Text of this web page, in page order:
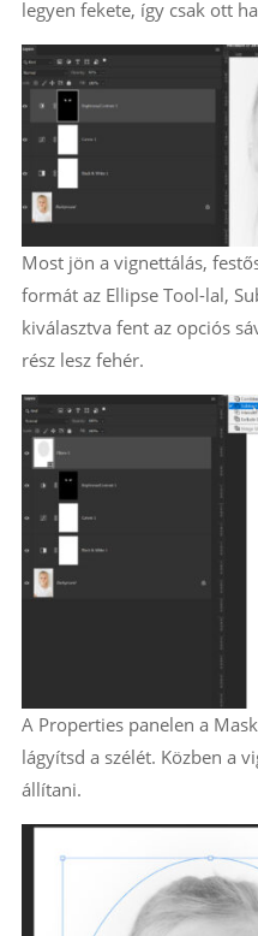
legyen fekete, így csak ott
Most jön a vignettálás,
formát az Ellipse Tool-lal,
kiválasztva fent az opciós
rész lesz fehér.
A Properties panelen a
lágyítsd a szélét. Közben a
állítani.